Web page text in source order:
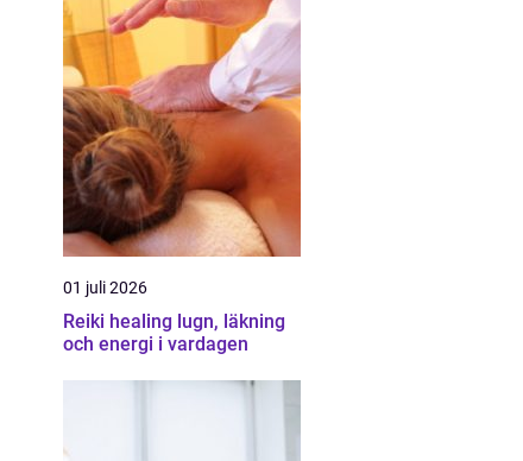
01 juli 2026
Reiki healing lugn, läkning
och energi i vardagen